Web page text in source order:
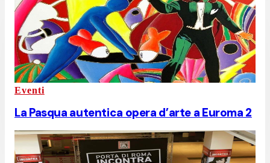
Eventi
La Pasqua autentica opera d’arte a Euroma 2